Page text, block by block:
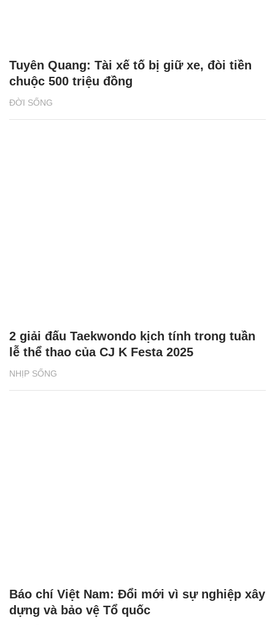
ĐỜI SỐNG
Tuyên Quang: Tài xế tố bị giữ xe, đòi tiền
chuộc 500 triệu đồng
NHỊP SỐNG
2 giải đấu Taekwondo kịch tính trong tuần
lễ thể thao của CJ K Festa 2025
Báo chí Việt Nam: Đổi mới vì sự nghiệp xây
dựng và bảo vệ Tổ quốc